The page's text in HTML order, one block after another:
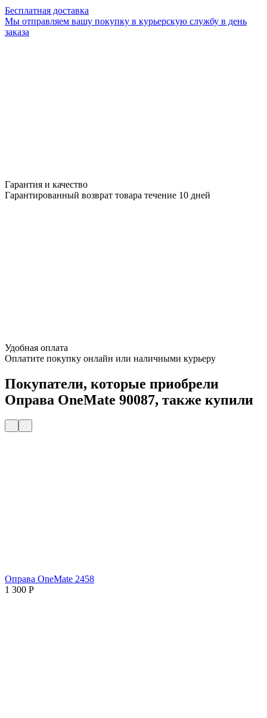
Бесплатная доставка
Мы отправляем вашу покупку в курьерскую службу в день
заказа
Гарантия и качество
Гарантированный возврат товара течение 10 дней
Удобная оплата
Оплатите покупку онлайн или наличными курьеру
Покупатели, которые приобрели
Оправа OneMate 90087, также купили
Оправа OneMate 2458
1 300 Р